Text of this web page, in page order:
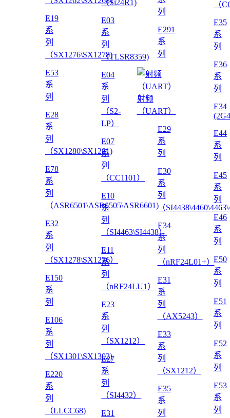
E19
系
列
（SX1276\SX1278)
E53
系
列
E28
系
列
（SX1280\SX1281)
E78
系
列
（ASR6501\ASR6505\ASR6601)
E32
系
列
（SX1278\SX1276）
E150
系
列
E106
系
列
（SX1301\SX1302)
E220
系
列
（LLCC68)
（Si24R1)
E03
系
列
（TLSR8359)
E04
系
列
（S2-
LP）
E07
系
列
（CC1101）
E10
系
列
（SI4463\SI4438）
E11
系
列
（nRF24LU1）
E23
系
列
（SX1212）
E27
系
列
（SI4432）
E31
列
E291
系
列
射频
（UART）
E29
系
列
E30
系
列
（
E34
系
列
（nRF24L01+）
E31
系
列
（AX5243）
E33
系
列
（SX1212）
E35
系
列
（
E35
系
列
E36
系
列
E34
E44
系
列
E45
系
列
E46
系
列
E50
系
列
E51
系
列
E52
系
列
E53
系
列